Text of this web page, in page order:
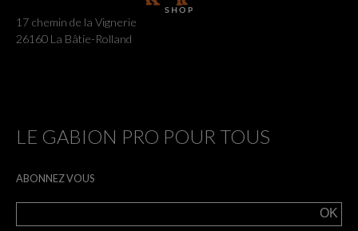
17 chemin de la Vignerie
26160 La Bâtie-Rolland
LE GABION PRO POUR TOUS
ABONNEZ VOUS